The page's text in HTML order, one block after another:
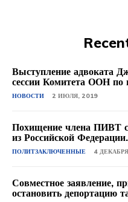
Выступление адвоката
сессии Комитета ООН по
НОВОСТИ 2 ИЮЛЯ, 2019
Похищение члена ПИВТ
из Российской Федерации.
ПОЛИТЗАКЛЮЧЕННЫЕ 4
Совместное заявление,
остановить депортацию